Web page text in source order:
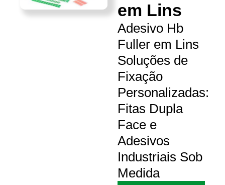
em Lins
Adesivo Hb
Fuller em Lins
Soluções de
Fixação
Personalizadas:
Fitas Dupla
Face e
Adesivos
Industriais Sob
Medida